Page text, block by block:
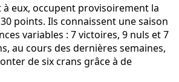
à eux, occupent provisoirement la
points. Ils connaissent une saison
variables : 7 victoires, 9 nuls et 7
au cours des dernières semaines,
de six crans grâce à de